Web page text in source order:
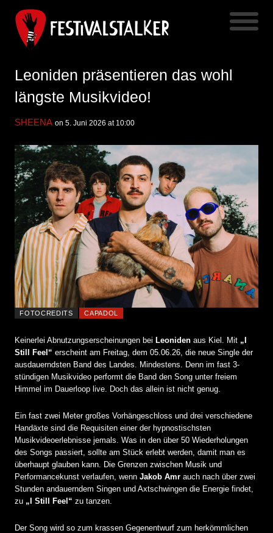
Leoniden präsentieren das wohl
längste Musikvideo!
SHEENA on 5. Juni 2026 at 10:00
FOTOCREDITS CAPADOL
Keinerlei Abnutzungserscheinungen bei Leoniden aus Kiel. Mit „I
Still Feel“ erscheint am Freitag, dem 05.06.26, die neue Single der
ausdauerndsten Band des Landes. Mindestens. Denn im fast 3-
stündigen Musikvideo performt die Band den Song unter freiem
Himmel im Dauerloop live. Doch das allein ist nicht genug.
Ein fast zwei Meter großes Vorhängeschloss und drei verschiedene
Handäxte sind die Requisiten einer der hypnostischsten
Musikvideoerlebnisse jemals. Was in den über 50 Wiederholungen
des Songs passiert, sollte am Stück erlebt werden, damit man es
überhaupt glauben kann. Die Grenzen zwischen Musik und
Performancekunst verlaufen, wenn Jakob Amr auch nach über zwei
Stunden andauerndem Singen und Axtschwingen die Energie findet,
zu „I Still Feel“ zu tanzen.
Der Song wird so zum krassen Gegenentwurf zum herkömmlichen